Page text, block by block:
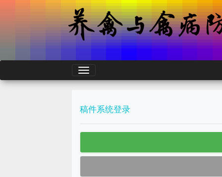
稿件系统登录